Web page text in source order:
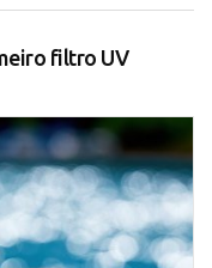
filtro UV